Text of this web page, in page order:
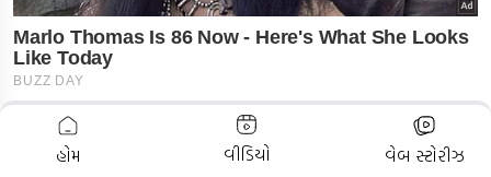
ADVERTISEMENT
હોમ વીડિયો વેબ સ્ટોરીઝ